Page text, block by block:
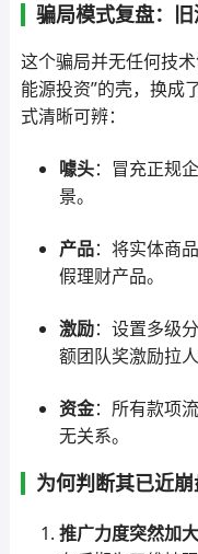
骗局模式复盘：
这个骗局并无任何技
能源投资”的壳，换成
式清晰可辨：
噱头：冒充正规
景。
产品：将实体商
假理财产品。
激励：设置多级
额团队奖激励拉人
资金：所有款项
无关系。
为何判断其已近崩
推广力度突然加大